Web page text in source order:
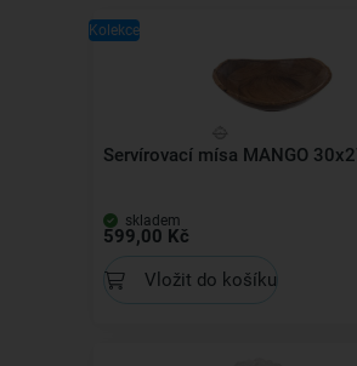
Kolekce
Servírovací mísa MANGO
skladem
599,00 Kč
Vložit do košíku